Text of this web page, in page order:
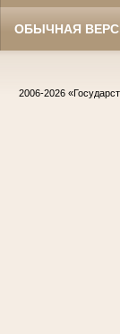
ОБЫЧНАЯ
2006-2026